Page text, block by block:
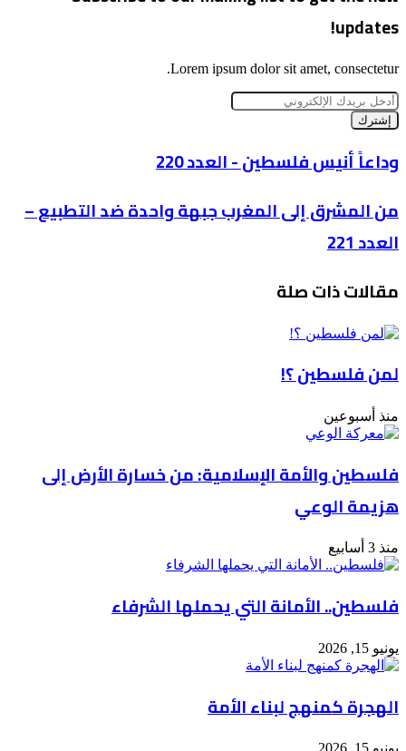
updates!
Lorem ipsum dolor sit amet, consectetur.
أدخل
بريدك
الإلكتروني
وداعاً
أنيس
-
العدد
220
وداعاً أنيس فلسطين - العدد 220
من
المشرق
إلى
المغرب
واحدة
التطبيع
–
221
من المشرق إلى المغرب جبهة واحدة ضد التطبيع –
العدد 221
مقالات ذات صلة
لمن فلسطين ؟!
منذ أسبوعين
فلسطين والأمة الإسلامية: من خسارة الأرض إلى
هزيمة الوعي
منذ 3 أسابيع
فلسطين.. الأمانة التي يحملها الشرفاء
يونيو 15, 2026
الهجرة كمنهج لبناء الأمة